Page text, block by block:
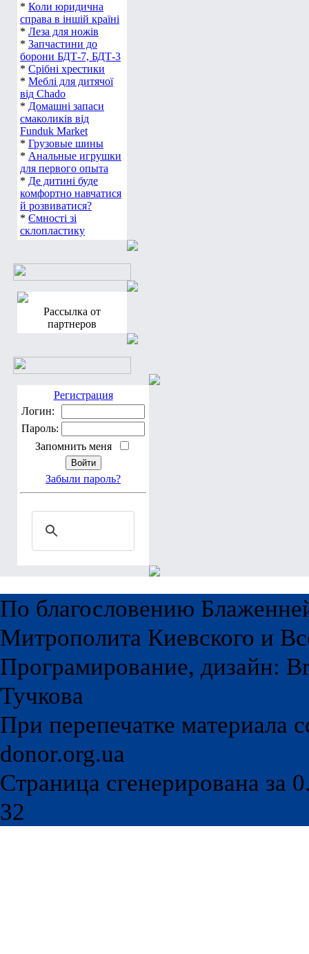
* Коли юридична
справа в іншій країні
* Леза для ножів
* Запчастини до
борони БДТ-7, БДТ-3
* Срібні хрестики
* Меблі для дитячої
від Chado
* Домашні запаси
смаколиків від
Funduk Market
* Грузовые шины
* Анальные игрушки
для первого опыта
* Де дитині буде
комфортно навчатися
й розвиватися?
* Ємності зі
склопластику
Рассылка от
партнеров
Регистрация
Логин:
Пароль:
Запомнить меня
Забыли пароль?
По благословению
Митрополита Киевского и
Програмирование, дизайн:
Тучкова
При перепечатке материала
donor.org.ua
Страница сгенерирована за
32